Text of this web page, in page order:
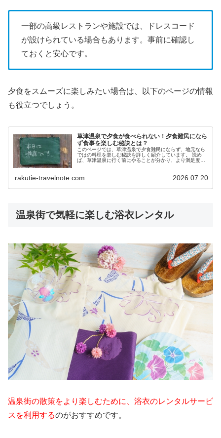
一部の高級レストランや施設では、ドレスコード
が設けられている場合もあります。事前に確認し
ておくと安心です。
夕食をスムーズに楽しみたい場合は、以下のページの情報
も役立つでしょう。
草津温泉で夕食が食べられない！夕食難民になら
ず食事を楽しむ秘訣とは？
このページでは、草津温泉で夕食難民にならず、地元なら
ではの料理を楽しむ秘訣を詳しく紹介しています。 読め
ば、草津温泉に行く前にやることが分かり、より満足度の
rakutie-travelnote.com 2026.07.20
温泉街で気軽に楽しむ浴衣レンタル
温泉街の散策をより楽しむために、浴衣のレンタルサービ
スを利用するのがおすすめです。